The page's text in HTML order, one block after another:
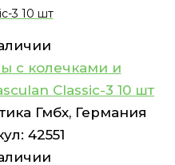
3 10 шт
с колечками и
Classic-3 10 шт
Гмбх, Германия
42551